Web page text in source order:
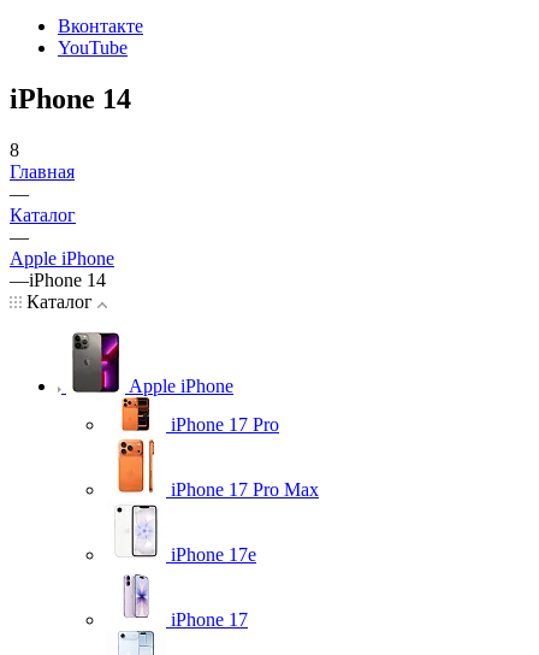
Вконтакте
YouTube
iPhone 14
8
Главная
—
Каталог
—
Apple iPhone
—iPhone 14
Каталог
Apple iPhone
iPhone 17 Pro
iPhone 17 Pro Max
iPhone 17e
iPhone 17